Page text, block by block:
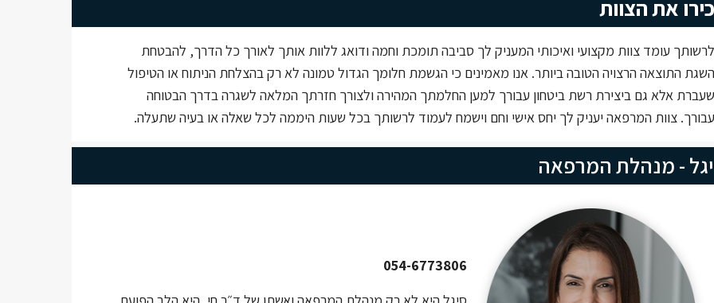
את הצוות
עומד צוות מקצועי ואיכותי המעניק לך סביבה תומכת וחמה ודואג ללוות אותך לאורך כל הדרך, להבטחת
התוצאה הרצויה הטובה ביותר. אנו מאמינים כי הגשמת חלומך הגדול טמונה לא רק בהצלחת הניתוח או הטיפול
אלא גם ביצירת רשת ביטחון עבורך למען החלמתך המהירה ולצורך חזרתך המלאה לשגרה בדרך הבטוחה
צוות המרפאה יעניק לך יחס אישי וחם וישמח לעמוד לרשותך בכל שעות היממה לכל שאלה או בעיה שתעלה.
- מנהלת המרפאה
054-6773806